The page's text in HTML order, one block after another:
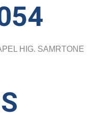
HIG. SAMRTONE